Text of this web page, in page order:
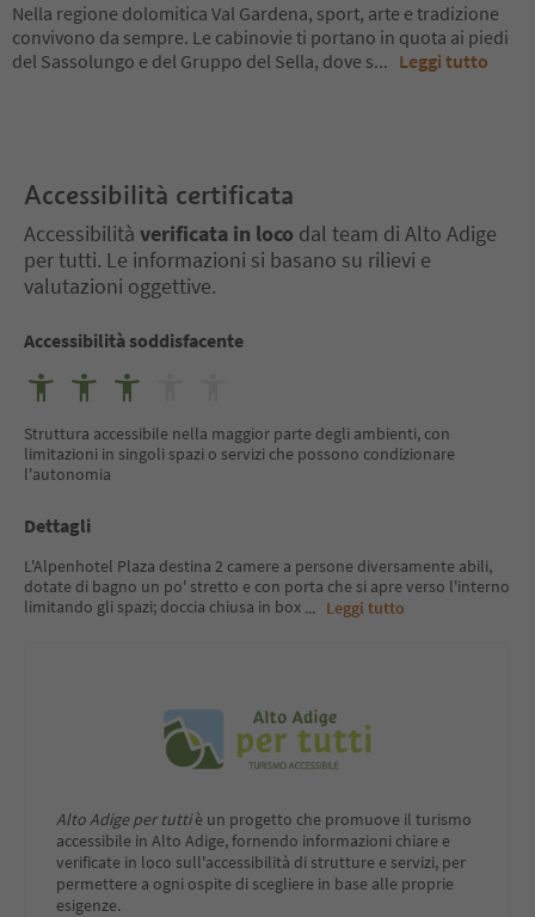
Nella regione dolomitica Val Gardena, sport, arte e tradizione
convivono da sempre. Le cabinovie ti portano in quota ai piedi
del Sassolungo e del Gruppo del Sella, dove s... Leggi tutto
Accessibilità certificata
Accessibilità verificata in loco dal team di Alto Adige
per tutti. Le informazioni si basano su rilievi e
valutazioni oggettive.
Accessibilità soddisfacente
Struttura accessibile nella maggior parte degli ambienti, con
limitazioni in singoli spazi o servizi che possono condizionare
l'autonomia
Dettagli
L'Alpenhotel Plaza destina 2 camere a persone diversamente abili,
dotate di bagno un po' stretto e con porta che si apre verso l'interno
limitando gli spazi; doccia chiusa in box ... Leggi tutto
Alto Adige per tuttiè un progetto che promuove il turismo
accessibile in Alto Adige, fornendo informazioni chiare e
verificate in loco sull'accessibilità di strutture e servizi, per
permettere a ogni ospite di scegliere in base alle proprie
esigenze.